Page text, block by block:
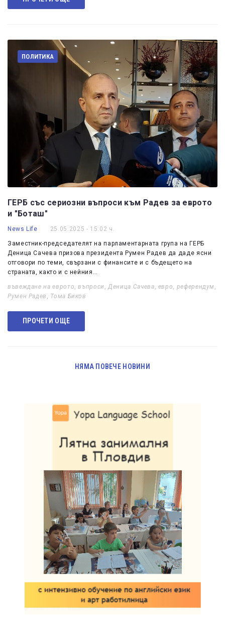
ПОЛИТИКА
ГЕРБ със сериозни въпроси към Радев за еврото
и "Боташ"
News Life 25.05.2025 - 15:02 ч.
Заместник-председателят на парламентарната група на ГЕРБ
Деница Сачева призова президента Румен Радев да даде ясни
отговори по теми, свързани с финансите и с бъдещето на
страната, както и с нейния…
въвеждане на еврото ,въпроси Деница Сачева евро референдум
Румен Радев
Тома Биков
ПРОЧЕТИ ОЩЕ
НЯМА ПОВЕЧЕ НОВИНИ